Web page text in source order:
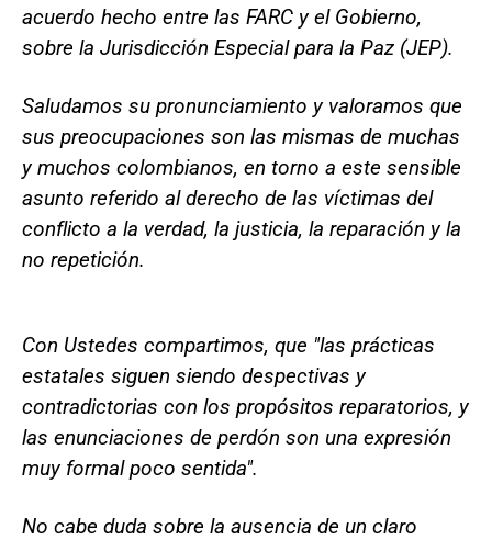
acuerdo hecho entre las FARC y el Gobierno,
sobre la Jurisdicción Especial para la Paz (JEP).
Saludamos su pronunciamiento y valoramos que
sus preocupaciones son las mismas de muchas
y muchos colombianos, en torno a este sensible
asunto referido al derecho de las víctimas del
conflicto a la verdad, la justicia, la reparación y la
no repetición.
Con Ustedes compartimos, que "las prácticas
estatales siguen siendo despectivas y
contradictorias con los propósitos reparatorios, y
las enunciaciones de perdón son una expresión
muy formal poco sentida".
No cabe duda sobre la ausencia de un claro